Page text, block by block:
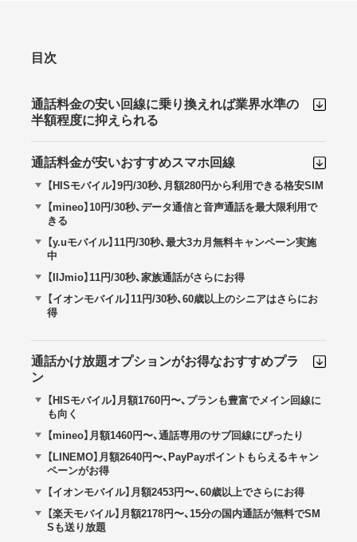
目次
通話料金の安い回線に乗り換えれば業界水準の
半額程度に抑えられる
通話料金が安いおすすめスマホ回線
【HISモバイル】9円/30秒、月額280円から利用できる格安SIM
【mineo】10円/30秒、データ通信と音声通話を最大限利用で
きる
【y.uモバイル】11円/30秒、最大3カ月無料キャンペーン実施
中
【IIJmio】11円/30秒、家族通話がさらにお得
【イオンモバイル】11円/30秒、60歳以上のシニアはさらにお
得
通話かけ放題オプションがお得なおすすめプラ
ン
【HISモバイル】月額1760円〜、プランも豊富でメイン回線に
も向く
【mineo】月額1460円〜、通話専用のサブ回線にぴったり
【LINEMO】月額2640円〜、PayPayポイントもらえるキャン
ペーンがお得
【イオンモバイル】月額2453円〜、60歳以上でさらにお得
【楽天モバイル】月額2178円〜、15分の国内通話が無料でSM
Sも送り放題